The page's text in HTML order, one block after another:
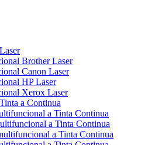
Brother Laser
Canon Laser
HP Laser
Xerox Laser
a Continua
a Tinta Continua
a Tinta Continua
a Tinta Continua